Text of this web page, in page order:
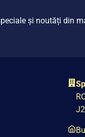
și noutăți din